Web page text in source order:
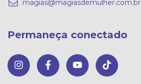
magias@magiasdemulher.com.br
Permaneça conectado